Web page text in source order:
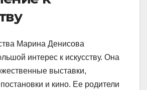
Марина Денисова
интерес к искусству. Она
выставки,
и кино. Ее родители